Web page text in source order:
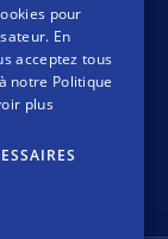
FRENCH
pour
En
acceptez tous
notre Politique
plus